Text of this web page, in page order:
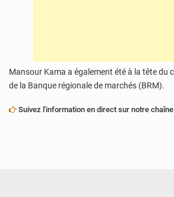
Mansour Kama a également été à la tête du
de la Banque régionale de marchés (BRM).
Suivez l'information en direct sur notre chaîne